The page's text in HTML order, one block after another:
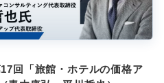
回「旅館・ホテルの価格ア